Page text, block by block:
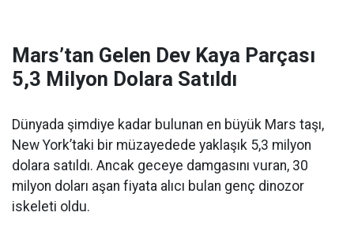
Mars’tan Gelen Dev Kaya Parçası
5,3 Milyon Dolara Satıldı
Dünyada şimdiye kadar bulunan en büyük Mars taşı,
New York’taki bir müzayedede yaklaşık 5,3 milyon
dolara satıldı. Ancak geceye damgasını vuran, 30
milyon doları aşan fiyata alıcı bulan genç dinozor
iskeleti oldu.